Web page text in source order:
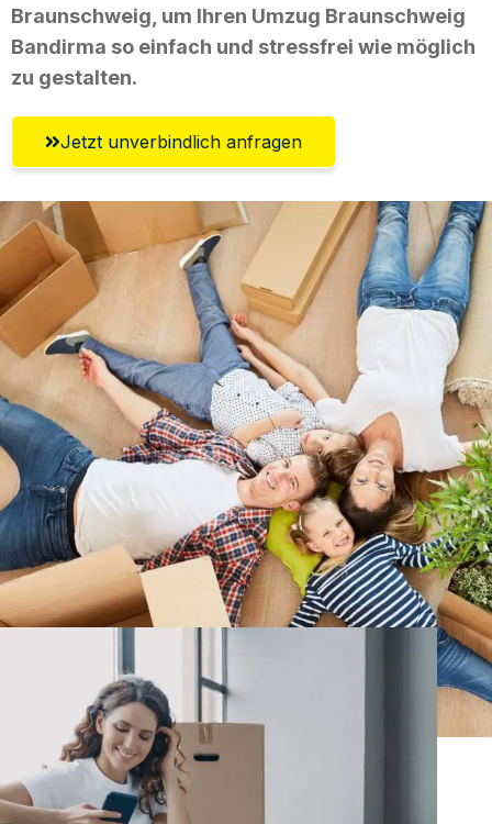
Braunschweig, um Ihren Umzug Braunschweig
Bandirma so einfach und stressfrei wie möglich
zu gestalten.
Jetzt unverbindlich anfragen